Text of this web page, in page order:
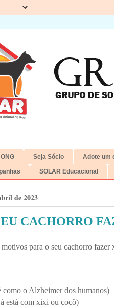
Seja Sócio Adote um
SOLAR Educacional
de 2023
CACHORRO
para o seu cachorro
o Alzheimer dos humanos)
está com xixi ou cocô)